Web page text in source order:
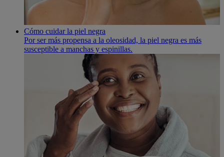
Cómo cuidar la piel negra
Por ser más propensa a la oleosidad, la piel negra es más
susceptible a manchas y espinillas.